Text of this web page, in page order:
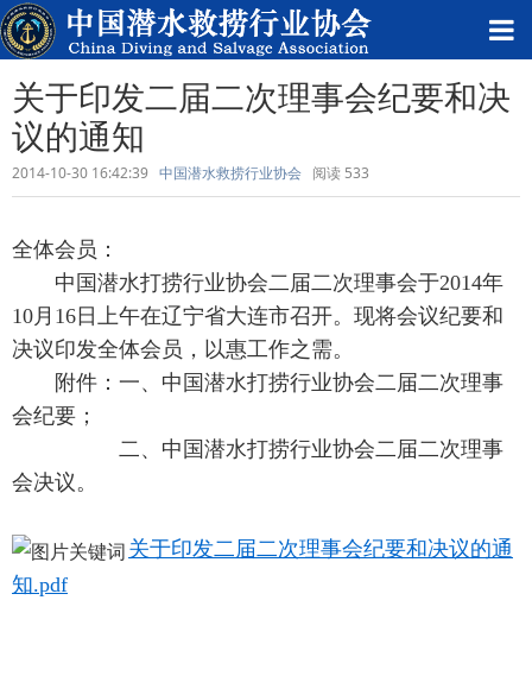
关于印发二届二次理事会纪要和决
议的通知
2014-10-30 16:42:39 中国潜水救捞行业协会 阅读 533
全体会员：
中国潜水打捞行业协会二届二次理事会于2014年
10月16日上午在辽宁省大连市召开。现将会议纪要和
决议印发全体会员，以惠工作之需。
附件：一、中国潜水打捞行业协会二届二次理事
会纪要；
二、中国潜水打捞行业协会二届二次理事
会决议。
关于印发二届二次理事会纪要和决议的通
知.pdf